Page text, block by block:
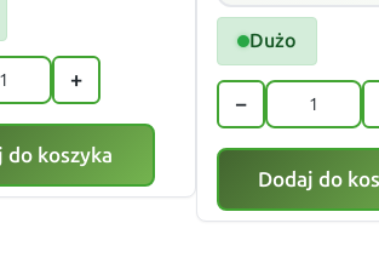
+
do koszyka
Dużo
−
Dodaj do